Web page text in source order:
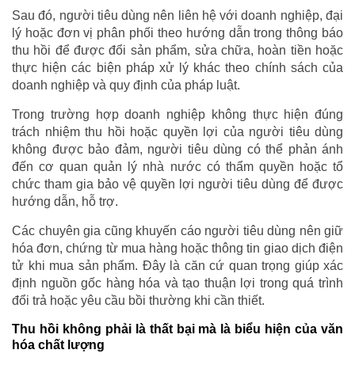
Sau đó, người tiêu dùng nên liên hệ với doanh nghiệp, đại
lý hoặc đơn vị phân phối theo hướng dẫn trong thông báo
thu hồi để được đổi sản phẩm, sửa chữa, hoàn tiền hoặc
thực hiện các biện pháp xử lý khác theo chính sách của
doanh nghiệp và quy định của pháp luật.
Trong trường hợp doanh nghiệp không thực hiện đúng
trách nhiệm thu hồi hoặc quyền lợi của người tiêu dùng
không được bảo đảm, người tiêu dùng có thể phản ánh
đến cơ quan quản lý nhà nước có thẩm quyền hoặc tổ
chức tham gia bảo vệ quyền lợi người tiêu dùng để được
hướng dẫn, hỗ trợ.
Các chuyên gia cũng khuyến cáo người tiêu dùng nên giữ
hóa đơn, chứng từ mua hàng hoặc thông tin giao dịch điện
tử khi mua sản phẩm. Đây là căn cứ quan trọng giúp xác
định nguồn gốc hàng hóa và tạo thuận lợi trong quá trình
đổi trả hoặc yêu cầu bồi thường khi cần thiết.
Thu hồi không phải là thất bại mà là biểu hiện của văn
hóa chất lượng